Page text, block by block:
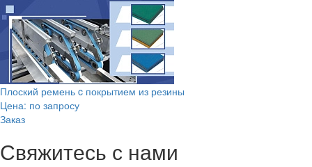
Плоский ремень c покрытием из резины
Цена: по запросу
Заказ
Свяжитесь с нами